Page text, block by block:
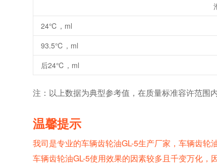
24℃，ml
93.5℃，ml
后24℃，ml
注：以上数据为典型参考值，在质量标准容许范围
温馨提示
我司是专业的车辆齿轮油GL-5生产厂家，车辆齿
车辆齿轮油GL-5使用效果的因素较多且千变万化